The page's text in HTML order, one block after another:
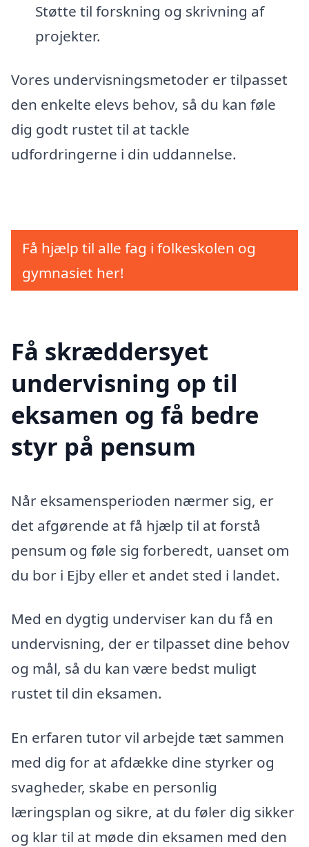
Støtte til forskning og skrivning af
projekter.
Vores undervisningsmetoder er tilpasset
den enkelte elevs behov, så du kan føle
dig godt rustet til at tackle
udfordringerne i din uddannelse.
Få hjælp til alle fag i folkeskolen og
gymnasiet her!
Få skræddersyet
undervisning op til
eksamen og få bedre
styr på pensum
Når eksamensperioden nærmer sig, er
det afgørende at få hjælp til at forstå
pensum og føle sig forberedt, uanset om
du bor i Ejby eller et andet sted i landet.
Med en dygtig underviser kan du få en
undervisning, der er tilpasset dine behov
og mål, så du kan være bedst muligt
rustet til din eksamen.
En erfaren tutor vil arbejde tæt sammen
med dig for at afdække dine styrker og
svagheder, skabe en personlig
læringsplan og sikre, at du føler dig sikker
og klar til at møde din eksamen med den